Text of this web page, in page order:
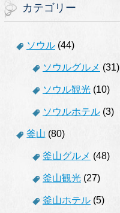
カテゴリー
ソウル (44)
ソウルグルメ (31)
ソウル観光 (10)
ソウルホテル (3)
釜山 (80)
釜山グルメ (48)
釜山観光 (27)
釜山ホテル (5)